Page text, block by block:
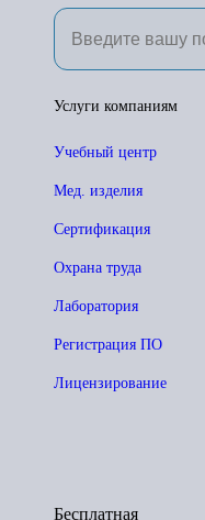
Услуги компаниям
Учебный центр
Мед. изделия
Сертификация
Охрана труда
Лаборатория
Регистрация ПО
Лицензирование
Бесплатная